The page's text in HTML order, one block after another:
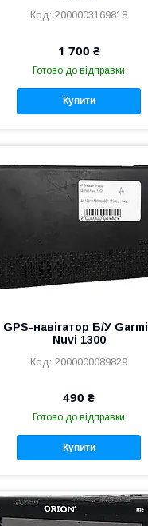
2000003169818
1 700 ₴
Готово до відправки
Купити
GPS-навігатор Б/У
Nuvi 1300
2000000089829
490 ₴
Готово до відправки
Купити